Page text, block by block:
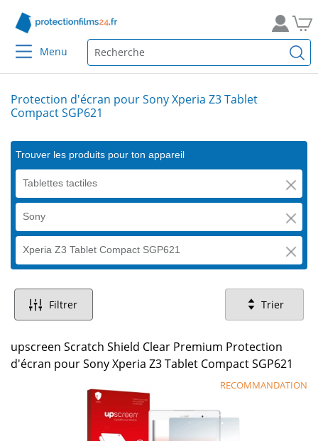
Menu
Protection d'écran pour Sony Xperia Z3 Tablet
Compact SGP621
Trouver les produits pour ton appareil
Tablettes tactiles
Sony
Xperia Z3 Tablet Compact SGP621
Filtrer Trier
upscreen Scratch Shield Clear Premium Protection
d'écran pour Sony Xperia Z3 Tablet Compact SGP621
RECOMMANDATION